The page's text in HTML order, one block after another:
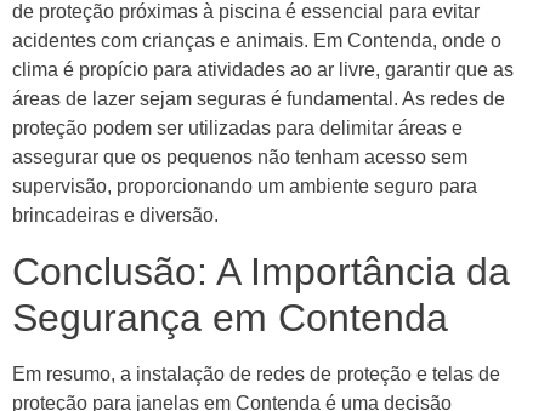
de proteção próximas à piscina é essencial para evitar
acidentes com crianças e animais. Em Contenda, onde o
clima é propício para atividades ao ar livre, garantir que as
áreas de lazer sejam seguras é fundamental. As redes de
proteção podem ser utilizadas para delimitar áreas e
assegurar que os pequenos não tenham acesso sem
supervisão, proporcionando um ambiente seguro para
brincadeiras e diversão.
Conclusão: A Importância da
Segurança em Contenda
Em resumo, a instalação de redes de proteção e telas de
proteção para janelas em Contenda é uma decisão